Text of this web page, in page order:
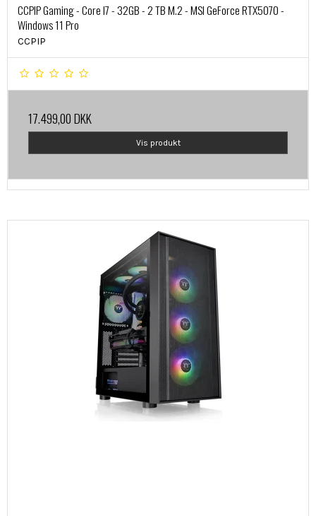
CCPIP Gaming - Core I7 - 32GB - 2 TB M.2 - MSI GeForce RTX5070 -
Windows 11 Pro
CCPIP
17.499,00 DKK
Vis produkt